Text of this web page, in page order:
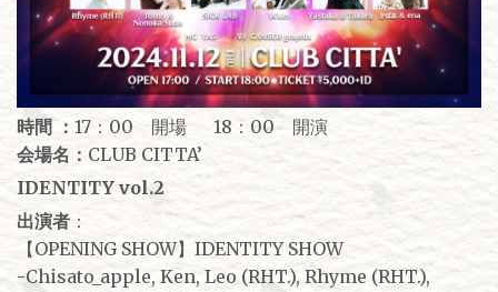
時間 ： 17：00 開場 18：00 開演
会場名： CLUB CITTA’
IDENTITY vol.2
出演者 ：
【OPENING SHOW】IDENTITY SHOW
-Chisato_apple, Ken, Leo (RHT.), Rhyme (RHT.),